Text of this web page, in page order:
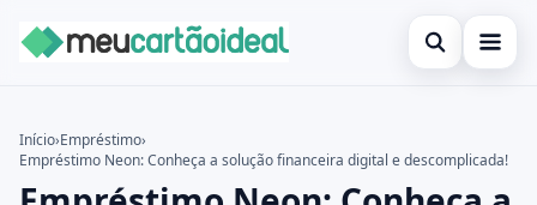
Abrir busca
Cartão de crédito
Buscar no site
Início›Empréstimo›
Empréstimo Neon: Conheça a solução financeira digital e descomplicada!